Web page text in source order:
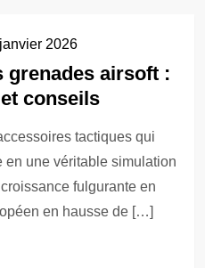
2026
grenades airsoft :
conseils
tactiques qui
en une véritable simulation
fulgurante en
en hausse de […]